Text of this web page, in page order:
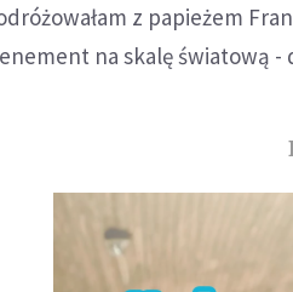
z papieżem
na skalę światową -